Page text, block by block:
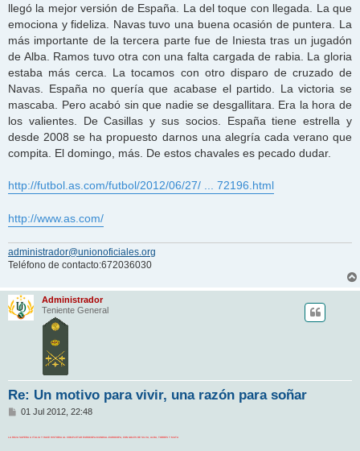
llegó la mejor versión de España. La del toque con llegada. La que
emociona y fideliza. Navas tuvo una buena ocasión de puntera. La
más importante de la tercera parte fue de Iniesta tras un jugadón
de Alba. Ramos tuvo otra con una falta cargada de rabia. La gloria
estaba más cerca. La tocamos con otro disparo de cruzado de
Navas. España no quería que acabase el partido. La victoria se
mascaba. Pero acabó sin que nadie se desgallitara. Era la hora de
los valientes. De Casillas y sus socios. España tiene estrella y
desde 2008 se ha propuesto darnos una alegría cada verano que
compita. El domingo, más. De estos chavales es pecado dudar.
http://futbol.as.com/futbol/2012/06/27/ ... 72196.html
http://www.as.com/
administrador@unionoficiales.org
Teléfono de contacto:672036030
Administrador
Teniente General
Re: Un motivo para vivir, una razón para soñar
M
01 Jul 2012, 22:48
LA ROJA SUPERA A ITALIA Y HACE HISTORIA AL COMPLETAR EUROCOPA-MUNDIAL-EUROCOPA, CON GOLES DE SILVA, ALBA, TORRES Y MATA